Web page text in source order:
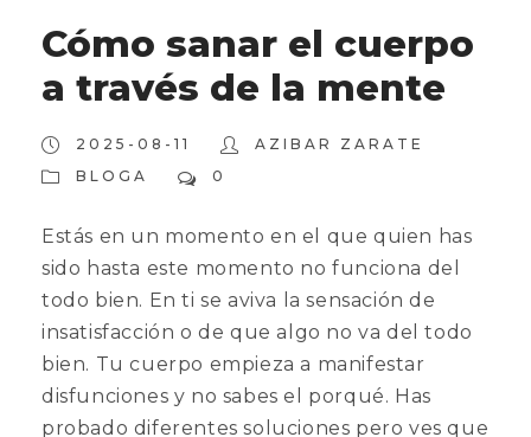
Cómo sanar el cuerpo
a través de la mente
2025-08-11
AZIBAR ZARATE
BLOGA
0
Estás en un momento en el que quien has
sido hasta este momento no funciona del
todo bien. En ti se aviva la sensación de
insatisfacción o de que algo no va del todo
bien. Tu cuerpo empieza a manifestar
disfunciones y no sabes el porqué. Has
probado diferentes soluciones pero ves que